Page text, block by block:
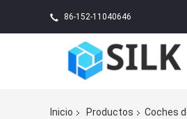
86-152-11040646
Inicio
Productos Coches